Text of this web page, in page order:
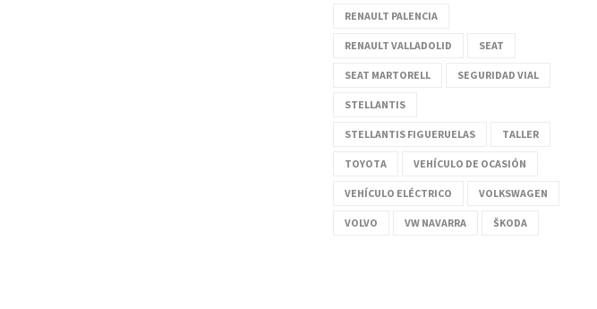
RENAULT PALENCIA
RENAULT VALLADOLID SEAT
SEAT MARTORELL SEGURIDAD VIAL
STELLANTIS
STELLANTIS FIGUERUELAS TALLER
TOYOTA VEHÍCULO DE OCASIÓN
VEHÍCULO ELÉCTRICO VOLKSWAGEN
VOLVO VW NAVARRA ŠKODA